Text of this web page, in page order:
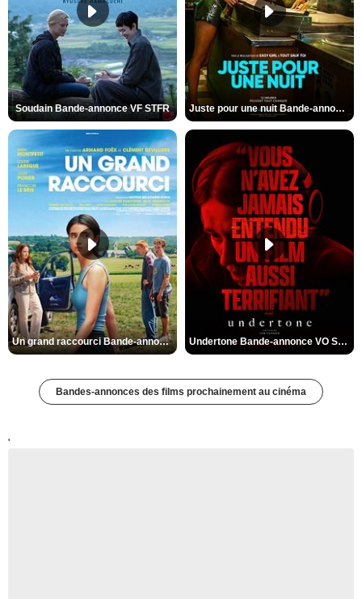
Soudain Bande-annonce VF STFR Juste pour une nuit Bande-annonce VO STFR
Un grand raccourci Bande-annonce VF Undertone Bande-annonce VO STFR
Bandes-annonces des films prochainement au cinéma
'